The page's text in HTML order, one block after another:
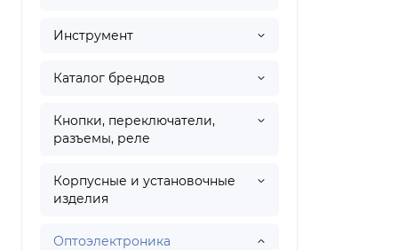
Инструмент
Каталог брендов
Кнопки, переключатели,
разъемы, реле
Корпусные и установочные
изделия
Оптоэлектроника